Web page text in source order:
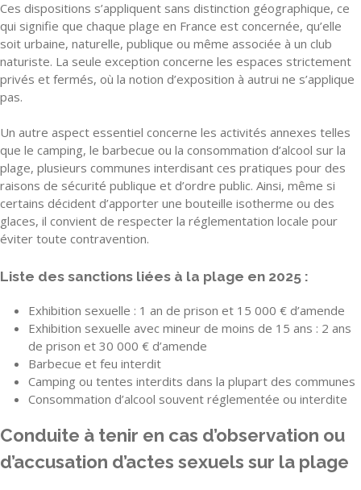
Ces dispositions s’appliquent sans distinction géographique, ce
qui signifie que chaque plage en France est concernée, qu’elle
soit urbaine, naturelle, publique ou même associée à un club
naturiste. La seule exception concerne les espaces strictement
privés et fermés, où la notion d’exposition à autrui ne s’applique
pas.
Un autre aspect essentiel concerne les activités annexes telles
que le camping, le barbecue ou la consommation d’alcool sur la
plage, plusieurs communes interdisant ces pratiques pour des
raisons de sécurité publique et d’ordre public. Ainsi, même si
certains décident d’apporter une bouteille isotherme ou des
glaces, il convient de respecter la réglementation locale pour
éviter toute contravention.
Liste des sanctions liées à la plage en 2025 :
Exhibition sexuelle : 1 an de prison et 15 000 € d’amende
Exhibition sexuelle avec mineur de moins de 15 ans : 2 ans
de prison et 30 000 € d’amende
Barbecue et feu interdit
Camping ou tentes interdits dans la plupart des communes
Consommation d’alcool souvent réglementée ou interdite
Conduite à tenir en cas d’observation ou
d’accusation d’actes sexuels sur la plage